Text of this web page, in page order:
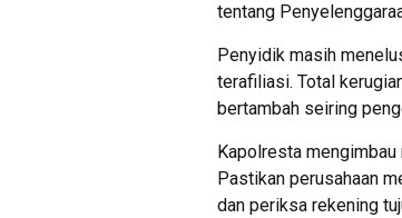
tentang
Penyidik masih
terafiliasi. Total
bertambah seiring
Kapolresta
Pastikan perusahaan
dan periksa rekening